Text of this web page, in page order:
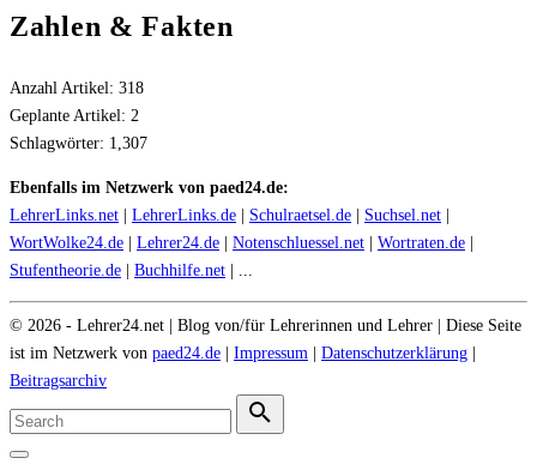
Zahlen & Fakten
Anzahl Artikel: 318
Geplante Artikel: 2
Schlagwörter: 1,307
Ebenfalls im Netzwerk von paed24.de:
LehrerLinks.net
LehrerLinks.de Schulraetsel.de Suchsel.net
WortWolke24.de
Lehrer24.de Notenschluessel.net Wortraten.de
Stufentheorie.de
Buchhilfe.net | ...
© 2026 - Lehrer24.net | Blog von/für Lehrerinnen und Lehrer | Diese Seite
ist im Netzwerk von paed24.de Impressum Datenschutzerklärung
Beitragsarchiv
Search
for:
Go